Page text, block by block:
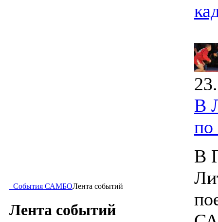
События САМБОЛента событий
Лента событий
В
В